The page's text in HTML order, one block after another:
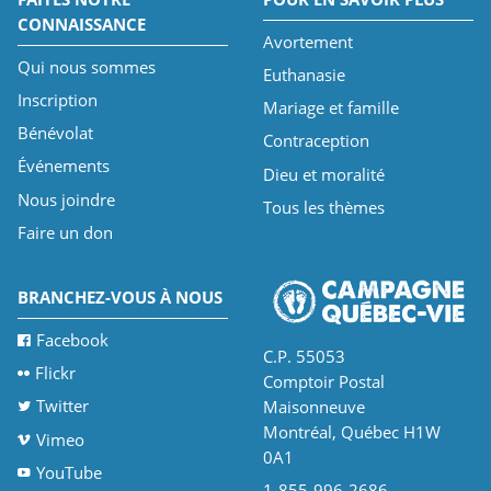
CONNAISSANCE
Qui nous sommes
Inscription
Bénévolat
Événements
Nous joindre
Faire un don
Avortement
Euthanasie
Mariage et famille
Contraception
Dieu et moralité
Tous les thèmes
BRANCHEZ-VOUS À NOUS
Facebook
Flickr
Twitter
Vimeo
YouTube
C.P. 55053
Comptoir Postal
Maisonneuve
Montréal, Québec H1W
0A1